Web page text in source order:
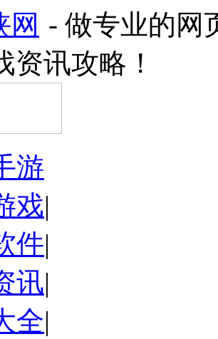
网 - 做专业的网
资讯攻略！
游
戏|
件|
讯|
全|